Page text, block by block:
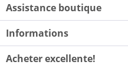
Assistance boutique
Informations
Acheter excellente!